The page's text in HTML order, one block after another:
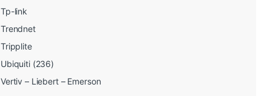
Tp-link
Trendnet
Tripplite
Ubiquiti (236)
Vertiv – Liebert – Emerson